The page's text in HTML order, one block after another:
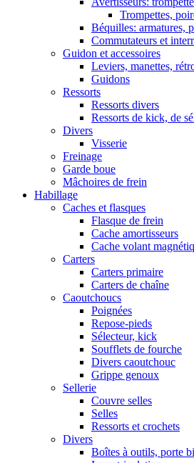
Trompettes,
Béquilles: armatures,
Commutateurs et
Guidon et accessoires
Leviers, manettes,
Guidons
Ressorts
Ressorts divers
Ressorts de kick, de
Divers
Visserie
Freinage
Garde boue
Mâchoires de frein
Habillage
Caches et flasques
Flasque de frein
Cache amortisseurs
Cache volant
Carters
Carters primaire
Carters de chaîne
Caoutchoucs
Poignées
Repose-pieds
Sélecteur, kick
Soufflets de fourche
Divers caoutchouc
Grippe genoux
Sellerie
Couvre selles
Selles
Ressorts et crochets
Divers
Boîtes à outils, porte